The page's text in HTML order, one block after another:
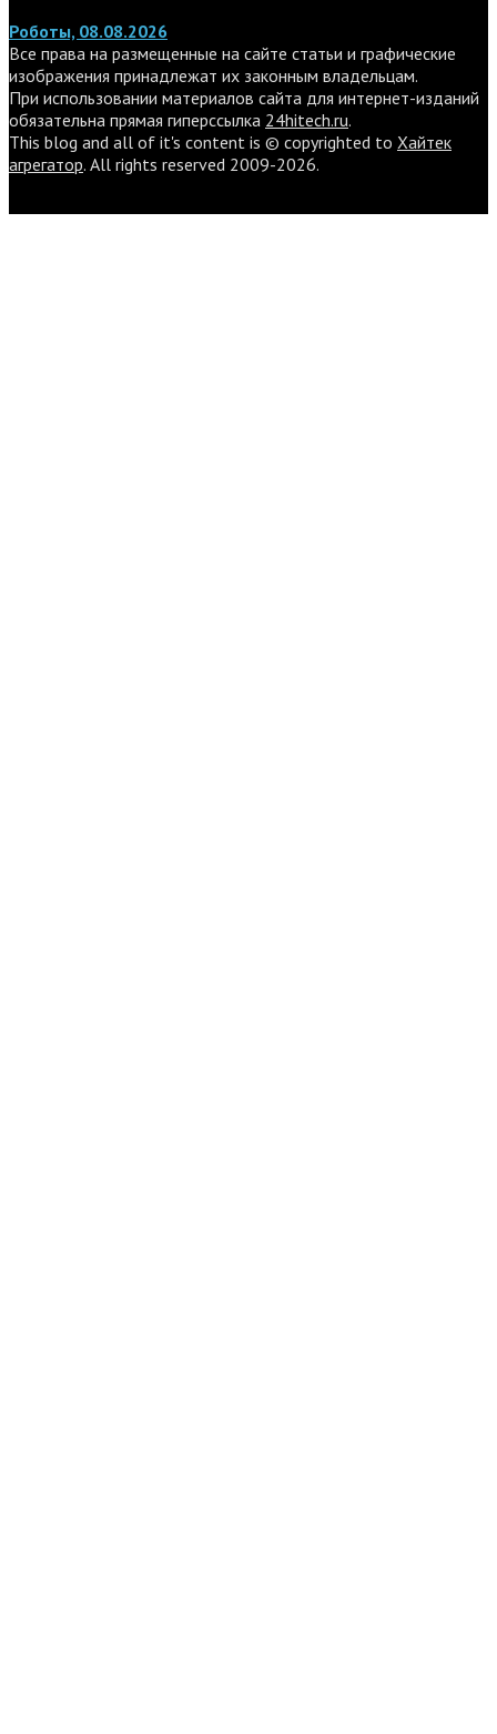
Роботы, 08.08.2026
Все права на размещенные на сайте статьи и графические
изображения принадлежат их законным владельцам.
При использовании материалов сайта для интернет-изданий
обязательна прямая гиперссылка 24hitech.ru.
This blog and all of it's content is © copyrighted to Хайтек
агрегатор. All rights reserved 2009-2026.